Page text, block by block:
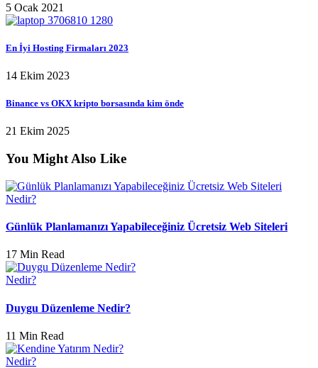
5 Ocak 2021
En İyi Hosting Firmaları 2023
14 Ekim 2023
Binance vs OKX kripto borsasında kim önde
21 Ekim 2025
You Might Also Like
Nedir?
Günlük Planlamanızı Yapabileceğiniz Ücretsiz Web Siteleri
17 Min Read
Nedir?
Duygu Düzenleme Nedir?
11 Min Read
Nedir?